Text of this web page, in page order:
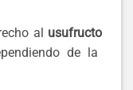
al usufructo
de la